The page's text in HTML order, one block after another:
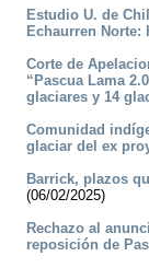
Estudio U. de
Echaurren
Corte de
“Pascua Lama
glaciares y 14
Comunidad
glaciar del ex
Barrick, plazos
(06/02/2025)
Rechazo al
reposición de